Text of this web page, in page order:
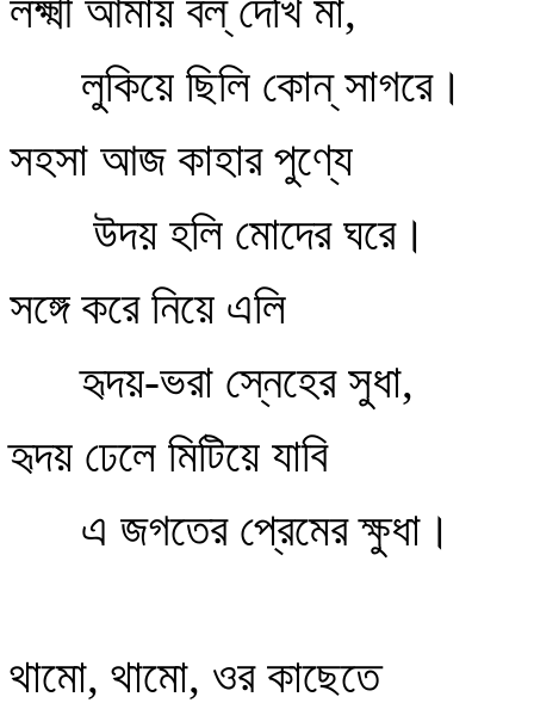
লক্ষ্মী আমায় বল্‌ দেখি মা,
লুকিয়ে ছিলি কোন্‌ সাগরে।
সহসা আজ কাহার পুণ্যে
উদয় হলি মোদের ঘরে।
সঙ্গে করে নিয়ে এলি
হৃদয়-ভরা স্নেহের সুধা,
হৃদয় ঢেলে মিটিয়ে যাবি
এ জগতের প্রেমের ক্ষুধা।
থামো, থামো, ওর কাছেতে